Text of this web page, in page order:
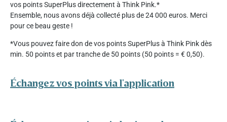
vos points SuperPlus directement à Think Pink.*
Ensemble, nous avons déjà collecté plus de 24 000 euros. Merci
pour ce beau geste !
*Vous pouvez faire don de vos points SuperPlus à Think Pink dès
min. 50 points et par tranche de 50 points (50 points = € 0,50).
Échangez vos points via l'application